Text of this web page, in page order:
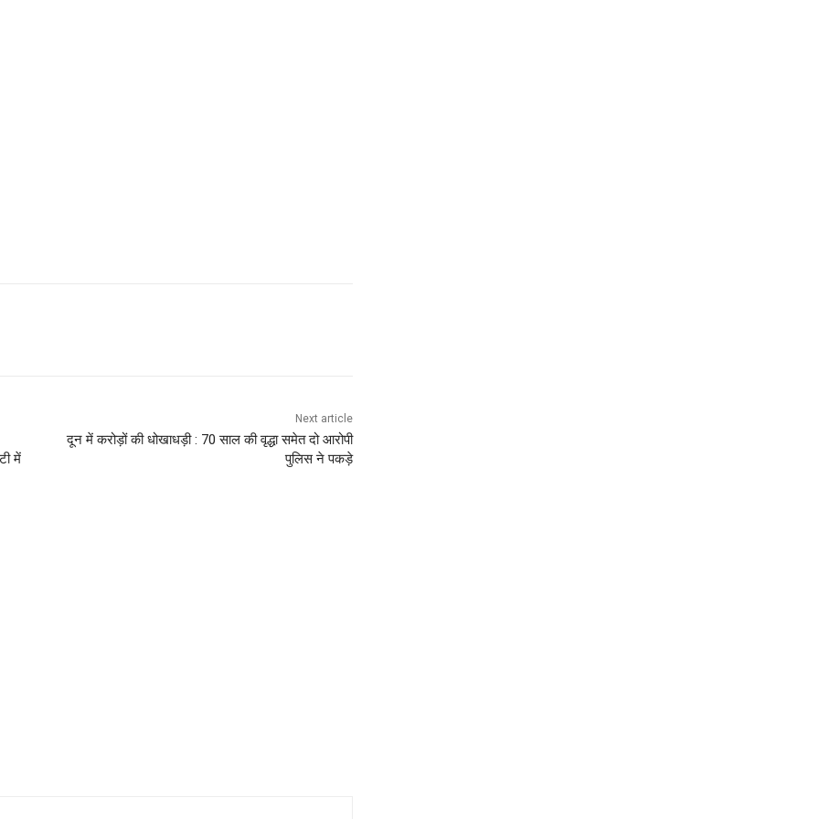
में
Next article
दून में करोड़ों की धोखाधड़ी : 70 साल की वृद्धा समेत दो आरोपी
पुलिस ने पकड़े